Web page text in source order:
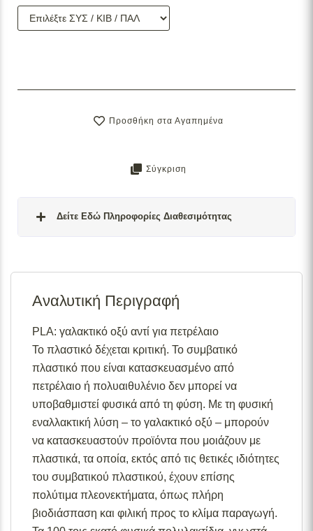
Προσθήκη στα Αγαπημένα
Σύγκριση
Δείτε Εδώ Πληροφορίες Διαθεσιμότητας
Διαθέσιμο κατόπιν παραγγελίας:
ημερομηνία εξόφλησης της παραγγελίας σας.
Σε απόθεμα (επιπλέον μπορεί να ζητηθεί κατόπιν
παραγγελίας): Μερική ποσότητα είναι άμεσα διαθέσιμη
για αποστολή και το υπόλοιπο σε 2 – 4 εβδομάδες από
την ημερομηνία εξόφλησης της παραγγελίας σας.
Για περισσότερες λεπτομέρειες σχετικά με τις
διαθεσιμότητες προϊόντων, παρακαλούμε επικοινωνήστε
μαζί μας στοinfo@skgecoshop.comή στο2315 005
998
Αναλυτική Περιγραφή
PLA: γαλακτικό οξύ αντί για πετρέλαιο
Το πλαστικό δέχεται κριτική. Το συμβατικό
πλαστικό που είναι κατασκευασμένο από
πετρέλαιο ή πολυαιθυλένιο δεν μπορεί να
υποβαθμιστεί φυσικά από τη φύση. Με τη φυσική
εναλλακτική λύση – το γαλακτικό οξύ – μπορούν
να κατασκευαστούν προϊόντα που μοιάζουν με
πλαστικά, τα οποία, εκτός από τις θετικές ιδιότητες
του συμβατικού πλαστικού, έχουν επίσης
πολύτιμα πλεονεκτήματα, όπως πλήρη
βιοδιάσπαση και φιλική προς το κλίμα παραγωγή.